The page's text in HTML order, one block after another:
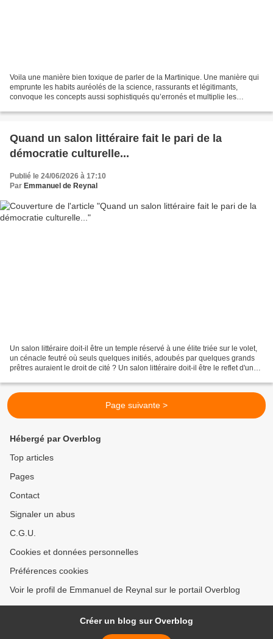
Voila une manière bien toxique de parler de la Martinique. Une manière qui
emprunte les habits auréolés de la science, rassurants et légitimants,
convoque les concepts aussi sophistiqués qu’erronés et multiplie les
Quand un salon littéraire fait le pari de la
démocratie culturelle...
Publié le 24/06/2026 à 17:10
Par Emmanuel de Reynal
Un salon littéraire doit-il être un temple réservé à une élite triée sur le volet,
un cénacle feutré où seuls quelques initiés, adoubés par quelques grands
prêtres auraient le droit de cité ? Un salon littéraire doit-il être le reflet d'une
Page suivante >
Hébergé par Overblog
Top articles
Pages
Contact
Signaler un abus
C.G.U.
Cookies et données personnelles
Préférences cookies
Voir le profil de Emmanuel de Reynal sur le portail Overblog
Créer un blog sur Overblog